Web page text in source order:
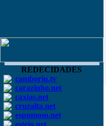
REDECIDADES
camboriu.tv
carazinho.net
caxias.net
cruzalta.net
espumoso.net
esteio.net